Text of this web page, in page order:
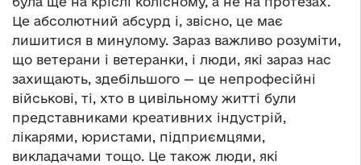
Це абсолютний абсурд і, звісно, це має
лишитися в минулому. Зараз важливо розуміти,
що ветерани і ветеранки, і люди, які зараз нас
захищають, здебільшого — це непрофесійні
військові, ті, хто в цивільному житті були
представниками креативних індустрій,
лікарями, юристами, підприємцями,
викладачами тощо. Це також люди, які